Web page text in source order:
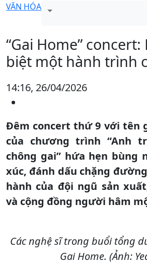
VĂN HÓA
“Gai Home”
biệt một hành trình
14:16, 26/04/2026
Đêm concert thứ 9 với tên
của chương trình “Anh
chông gai” hứa hẹn bùng
xúc, đánh dấu chặng
hành của đội ngũ sản
và cộng đồng người hâm
Các nghệ sĩ trong buổi tổng
Gai Home. (Ảnh: